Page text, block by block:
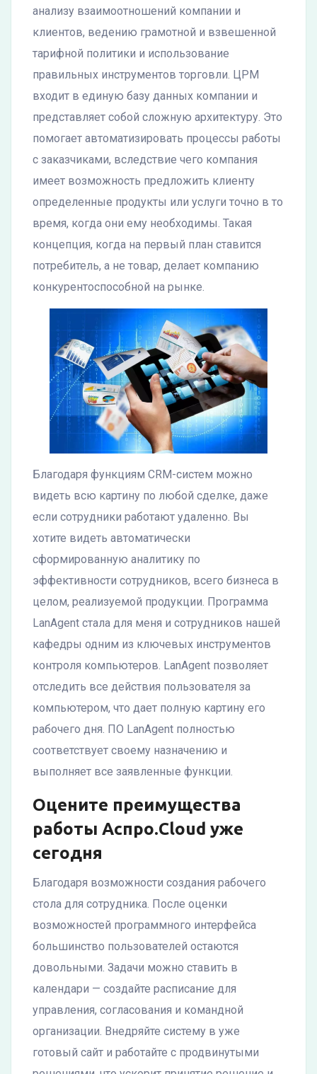
анализу взаимоотношений компании и
клиентов, ведению грамотной и взвешенной
тарифной политики и использование
правильных инструментов торговли. ЦРМ
входит в единую базу данных компании и
представляет собой сложную архитектуру. Это
помогает автоматизировать процессы работы
с заказчиками, вследствие чего компания
имеет возможность предложить клиенту
определенные продукты или услуги точно в то
время, когда они ему необходимы. Такая
концепция, когда на первый план ставится
потребитель, а не товар, делает компанию
конкурентоспособной на рынке.
Благодаря функциям CRM-систем можно
видеть всю картину по любой сделке, даже
если сотрудники работают удаленно. Вы
хотите видеть автоматически
сформированную аналитику по
эффективности сотрудников, всего бизнеса в
целом, реализуемой продукции. Программа
LanAgent стала для меня и сотрудников нашей
кафедры одним из ключевых инструментов
контроля компьютеров. LanAgent позволяет
отследить все действия пользователя за
компьютером, что дает полную картину его
рабочего дня. ПО LanAgent полностью
соответствует своему назначению и
выполняет все заявленные функции.
Оцените преимущества
работы Аспро.Cloud уже
сегодня
Благодаря возможности создания рабочего
стола для сотрудника. После оценки
возможностей программного интерфейса
большинство пользователей остаются
довольными. Задачи можно ставить в
календари — создайте расписание для
управления, согласования и командной
организации. Внедряйте систему в уже
готовый сайт и работайте с продвинутыми